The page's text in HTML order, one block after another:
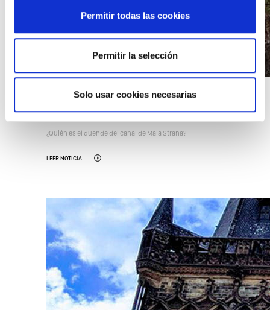
Permitir todas las cookies
Permitir la selección
Solo usar cookies necesarias
30/03/2020 11:18
Vodník, criatura mitológica
¿Quién es el duende del canal de Mala Strana?
LEER NOTICIA